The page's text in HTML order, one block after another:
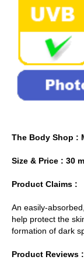
The Body Shop :
Size & Price : 30
Product Claims :
An easily-
help protect the
formation of dark
Product Reviews :